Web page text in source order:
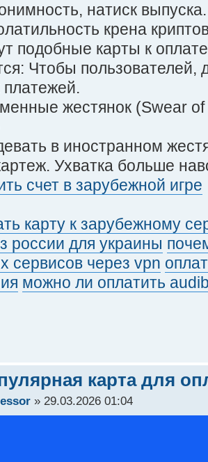
натиск выпуска.
крена
подобные карты к
Чтобы пользователей,
жестянок (Swear
в иностранном
Ухватка больше
счет в зарубежной игре
карту к зарубежному
россии для украины
сервисов через vpn
можно ли оплатить
карта для
» 29.03.2026 01:04